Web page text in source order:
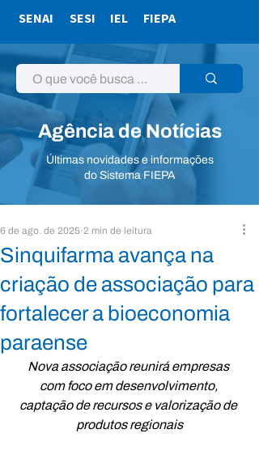
SENAI SESI IEL FIEPA
Agência de Notícias
Últimas novidades e informações
do Sistema FIEPA
Sinquifarma avança na
criação de associação para
fortalecer a bioeconomia
paraense
6 de ago. de 2025 2 min de leitura
Nova associação reunirá empresas
com foco em desenvolvimento,
captação de recursos e valorização de
produtos regionais